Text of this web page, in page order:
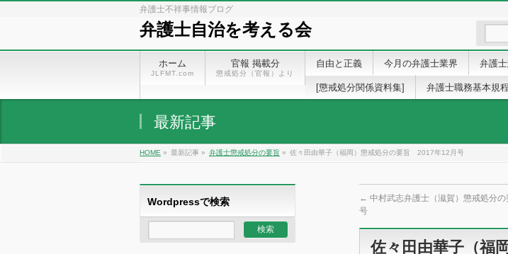
弁護士不祥事情報ブログ
弁護士自治を考える会
ホーム
JLFMT.com
官報 掲載分
懲戒処分（官報）より
自由と正義 今月の弁護士業界 弁護
[懲戒処分関係資料集] 弁護士職務基本規
最新記事
HOME » 最新記事 » 弁護士懲戒処分の要旨 » 佐々田由華子（福岡）懲戒処分の要旨 2017年12月号
← 中村武志弁護士（滋賀）懲戒処分
号
佐々田由華子（福
Wordpressで検索